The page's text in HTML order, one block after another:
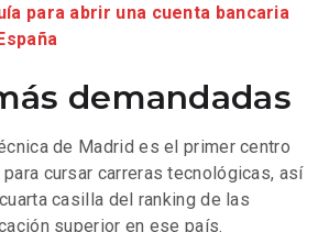
para abrir una cuenta bancaria
demandadas
de Madrid es el primer centro
cursar carreras tecnológicas, así
casilla del ranking de las
superior en ese país.